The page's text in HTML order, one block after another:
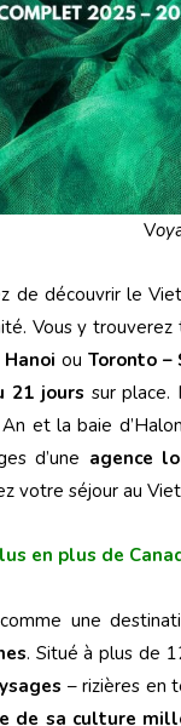
V
de découvrir le
Vous y
ou Toronto –
21 jours sur place.
et la baie
d’une agence
votre séjour au
en plus de
comme une
. Situé à plus de
– rizières en
de sa culture